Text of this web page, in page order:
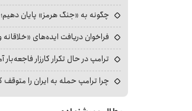
چگونه به «جنگ هرمز» پایان
فراخوان دریافت ایده‌های «خلاقانه
ترامپ در حال تکرار کارزار
چرا ترامپ حمله به ایران را